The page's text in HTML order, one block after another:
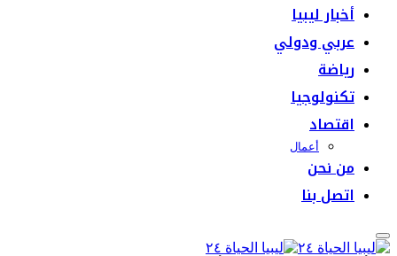
أخبار ليبيا
عربي ودولي
رياضة
تكنولوجيا
اقتصاد
أعمال
من نحن
اتصل بنا